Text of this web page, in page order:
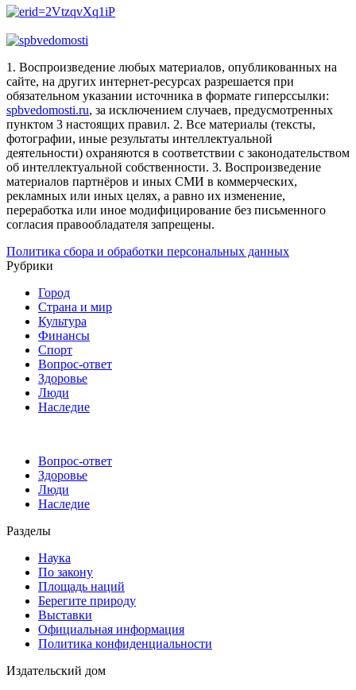
1. Воспроизведение любых материалов, опубликованных на
сайте, на других интернет-ресурсах разрешается при
обязательном указании источника в формате гиперссылки:
spbvedomosti.ru, за исключением случаев, предусмотренных
пунктом 3 настоящих правил. 2. Все материалы (тексты,
фотографии, иные результаты интеллектуальной
деятельности) охраняются в соответствии с законодательством
об интеллектуальной собственности. 3. Воспроизведение
материалов партнёров и иных СМИ в коммерческих,
рекламных или иных целях, а равно их изменение,
переработка или иное модифицирование без письменного
согласия правообладателя запрещены.
Политика сбора и обработки персональных данных
Рубрики
Город
Страна и мир
Культура
Финансы
Спорт
Вопрос-ответ
Здоровье
Люди
Наследие
Вопрос-ответ
Здоровье
Люди
Наследие
Разделы
Наука
По закону
Площадь наций
Берегите природу
Выставки
Официальная информация
Политика конфиденциальности
Издательский дом